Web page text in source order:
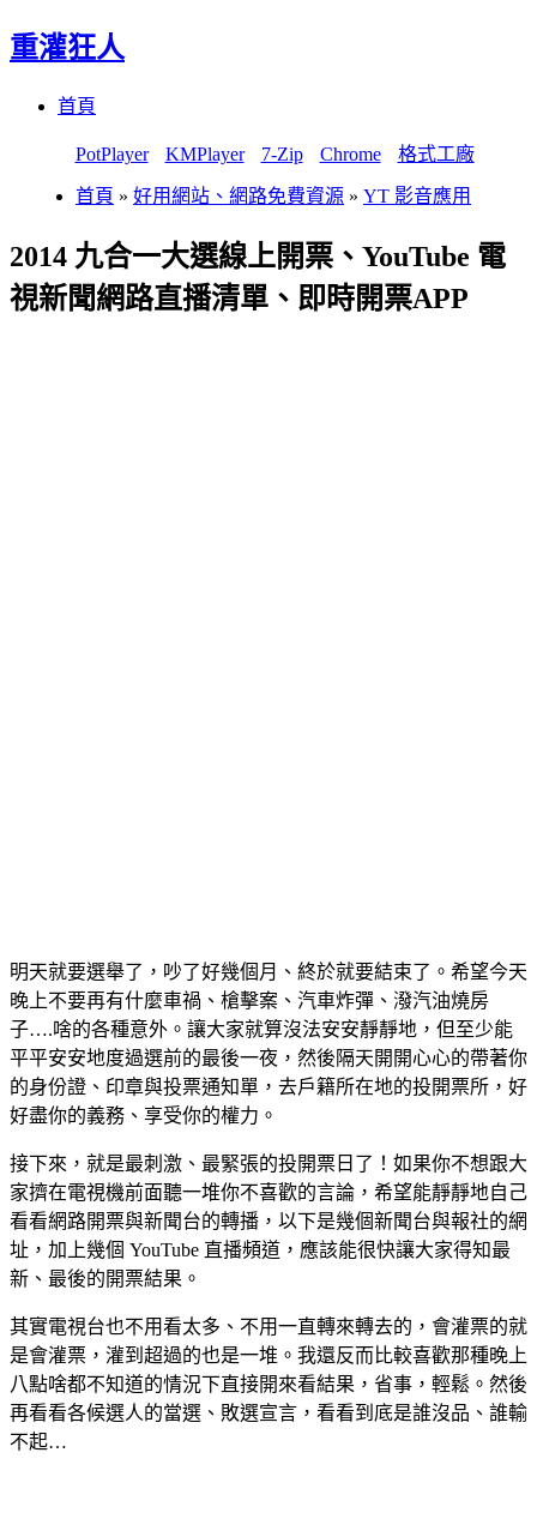
重灌狂人
首頁
PotPlayer KMPlayer 7-Zip Chrome 格式工廠
首頁 » 好用網站、網路免費資源 » YT 影音應用
2014 九合一大選線上開票、YouTube 電
視新聞網路直播清單、即時開票APP
明天就要選舉了，吵了好幾個月、終於就要結束了。希望今天
晚上不要再有什麼車禍、槍擊案、汽車炸彈、潑汽油燒房
子….啥的各種意外。讓大家就算沒法安安靜靜地，但至少能
平平安安地度過選前的最後一夜，然後隔天開開心心的帶著你
的身份證、印章與投票通知單，去戶籍所在地的投開票所，好
好盡你的義務、享受你的權力。
接下來，就是最刺激、最緊張的投開票日了！如果你不想跟大
家擠在電視機前面聽一堆你不喜歡的言論，希望能靜靜地自己
看看網路開票與新聞台的轉播，以下是幾個新聞台與報社的網
址，加上幾個 YouTube 直播頻道，應該能很快讓大家得知最
新、最後的開票結果。
其實電視台也不用看太多、不用一直轉來轉去的，會灌票的就
是會灌票，灌到超過的也是一堆。我還反而比較喜歡那種晚上
八點啥都不知道的情況下直接開來看結果，省事，輕鬆。然後
再看看各候選人的當選、敗選宣言，看看到底是誰沒品、誰輸
不起…